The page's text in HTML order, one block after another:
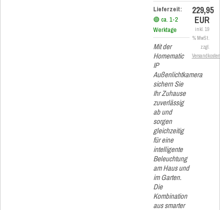
Lieferzeit:
🟢 ca. 1-2
Werktage
Mit der
Homematic
IP
Außenlichtkamera
sichern Sie
Ihr Zuhause
zuverlässig
ab und
sorgen
gleichzeitig
für eine
intelligente
Beleuchtung
am Haus und
im Garten.
Die
Kombination
aus smarter
229,95
EUR
inkl. 19
% MwSt.
zzgl.
Versandkosten